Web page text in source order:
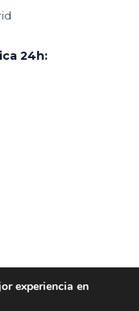
24h:
experiencia en